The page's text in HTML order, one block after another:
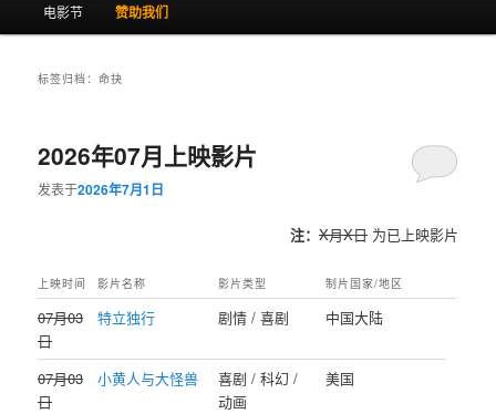
电影节 赞助我们
标签归档：命抉
2026年07月上映影片
发表于2026年7月1日
注： X月X日为已上映影片
上映时间 影片名称 影片类型 制片国家/地区
07月03
日
特立独行 剧情 / 喜剧 中国大陆
07月03
日
小黄人与大怪兽
喜剧 / 科幻 /
动画
美国